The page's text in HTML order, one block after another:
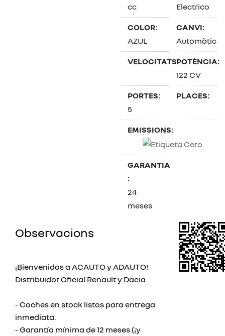
cc
Electrico
COLOR:
AZUL
CANVI:
Automàtic
VELOCITATS:POTÈNCIA:
122 CV
PORTES:
5
PLACES:
EMISSIONS:
GARANTIA
:
24
meses
Observacions
¡Bienvenidos a ACAUTO y ADAUTO!
Distribuidor Oficial Renault y Dacia
- Coches en stock listos para entrega
inmediata.
- Garantía mínima de 12 meses (¡y